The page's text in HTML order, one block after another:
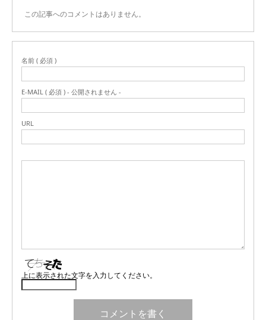
この記事へのコメントはありません。
名前 ( 必須 )
E-MAIL ( 必須 ) - 公開されません -
URL
上に表示された文字を入力してください。